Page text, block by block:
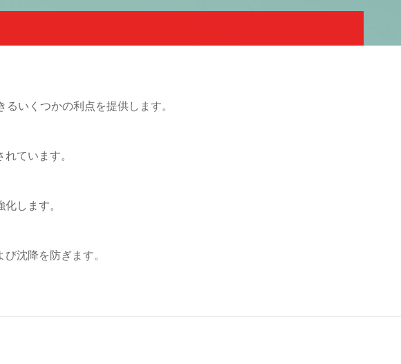
いくつかの利点を提供します。
ています。
します。
沈降を防ぎます。